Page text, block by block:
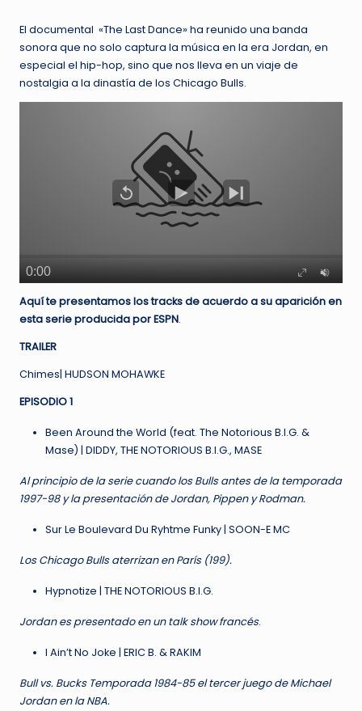
El documental «The Last Dance» ha reunido una banda
sonora que no solo captura la música en la era Jordan, en
especial el hip-hop, sino que nos lleva en un viaje de
nostalgia a la dinastía de los Chicago Bulls.
Aquí te presentamos los tracks de acuerdo a su aparición en
esta serie producida por ESPN.
TRAILER
Chimes| HUDSON MOHAWKE
EPISODIO 1
Been Around the World (feat. The Notorious B.I.G. &
Mase) | DIDDY, THE NOTORIOUS B.I.G., MASE
Al principio de la serie cuando los Bulls antes de la temporada
1997-98 y la presentación de Jordan, Pippen y Rodman.
Sur Le Boulevard Du Ryhtme Funky | SOON-E MC
Los Chicago Bulls aterrizan en París (199).
Hypnotize | THE NOTORIOUS B.I.G.
Jordan es presentado en un talk show francés.
I Ain’t No Joke | ERIC B. & RAKIM
Bull vs. Bucks Temporada 1984-85 el tercer juego de Michael
Jordan en la NBA.